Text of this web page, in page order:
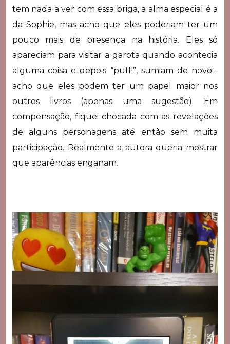
tem nada a ver com essa briga, a alma especial é a
da Sophie, mas acho que eles poderiam ter um
pouco mais de presença na história. Eles só
apareciam para visitar a garota quando acontecia
alguma coisa e depois “puff!”, sumiam de novo…
acho que eles podem ter um papel maior nos
outros livros (apenas uma sugestão). Em
compensação, fiquei chocada com as revelações
de alguns personagens até então sem muita
participação. Realmente a autora queria mostrar
que aparências enganam.